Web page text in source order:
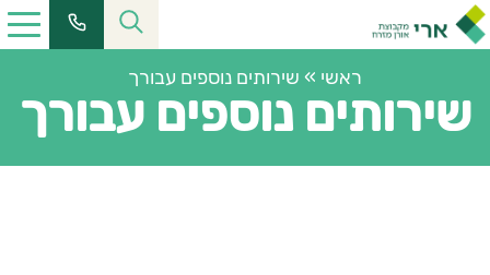
ראשי » שירותים נוספים עבורך
שירותים נוספים עבורך